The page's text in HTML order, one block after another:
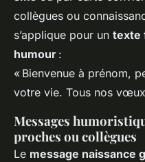
collègues ou
s’applique pour un texte
humour :
« Bienvenue à prénom,
votre vie. Tous nos
Messages
proches ou collègues
Le message naissance